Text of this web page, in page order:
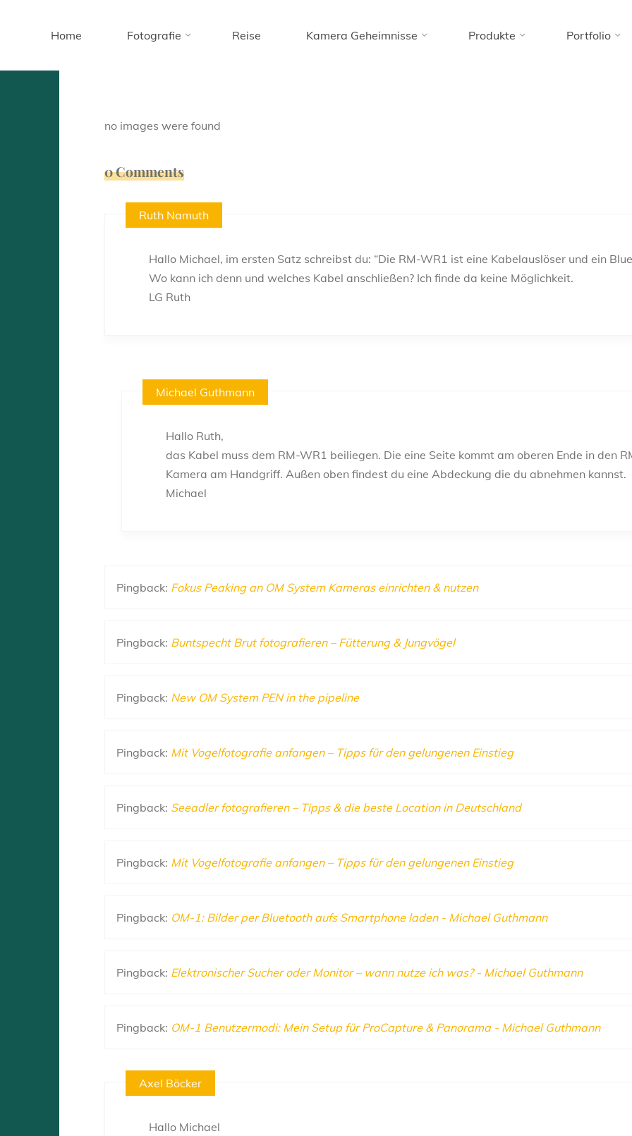
Home Fotografie Reise Kamera Geheimnisse Produkte Portfolio
no images were found
0 Comments
Ruth Namuth
Hallo Michael, im ersten Satz schreibst du: “Die RM-WR1 ist eine Kabelauslöser und ein
Wo kann ich denn und welches Kabel anschließen? Ich finde da keine Möglichkeit.
LG Ruth
Michael Guthmann
Hallo Ruth,
das Kabel muss dem RM-WR1 beiliegen. Die eine Seite kommt am oberen Ende in den
Kamera am Handgriff. Außen oben findest du eine Abdeckung die du abnehmen kannst.
Michael
Pingback: Fokus Peaking an OM System Kameras einrichten & nutzen
Pingback: Buntspecht Brut fotografieren – Fütterung & Jungvögel
Pingback: New OM System PEN in the pipeline
Pingback: Mit Vogelfotografie anfangen – Tipps für den gelungenen Einstieg
Pingback: Seeadler fotografieren – Tipps & die beste Location in Deutschland
Pingback: Mit Vogelfotografie anfangen – Tipps für den gelungenen Einstieg
Pingback: OM-1: Bilder per Bluetooth aufs Smartphone laden - Michael Guthmann
Pingback: Elektronischer Sucher oder Monitor – wann nutze ich was? - Michael Guthmann
Pingback: OM-1 Benutzermodi: Mein Setup für ProCapture & Panorama - Michael Guthmann
Axel Böcker
Hallo Michael